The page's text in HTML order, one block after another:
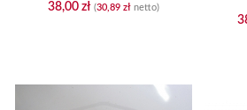
38,00 zł (30,89 zł netto)